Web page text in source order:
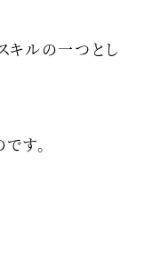
キルの一つとし
す。